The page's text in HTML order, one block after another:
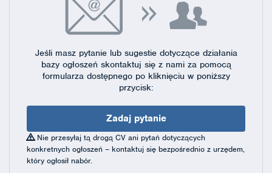
Jeśli masz pytanie lub sugestie dotyczące działania
bazy ogłoszeń skontaktuj się z nami za pomocą
formularza dostępnegopo kliknięciu w poniższy
przycisk:
Zadaj pytanie
Nie przesyłaj tą drogą CV ani pytań dotyczących
konkretnych ogłoszeń – kontaktuj się bezpośrednio z urzędem,
który ogłosił nabór.